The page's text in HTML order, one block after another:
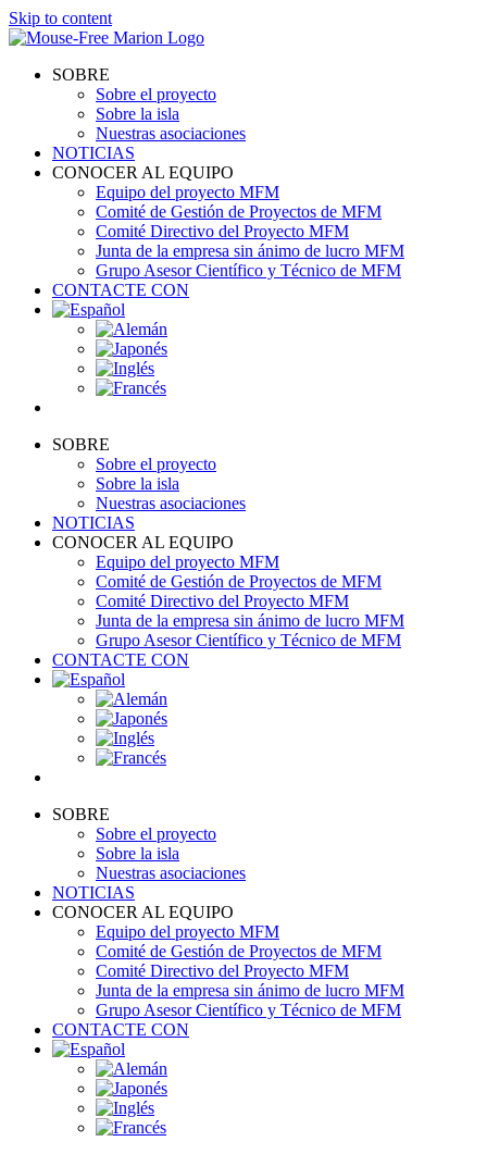
Skip to content
SOBRE
Sobre el proyecto
Sobre la isla
Nuestras asociaciones
NOTICIAS
CONOCER AL EQUIPO
Equipo del proyecto MFM
Comité de Gestión de Proyectos de MFM
Comité Directivo del Proyecto MFM
Junta de la empresa sin ánimo de lucro MFM
Grupo Asesor Científico y Técnico de MFM
CONTACTE CON
SOBRE
Sobre el proyecto
Sobre la isla
Nuestras asociaciones
NOTICIAS
CONOCER AL EQUIPO
Equipo del proyecto MFM
Comité de Gestión de Proyectos de MFM
Comité Directivo del Proyecto MFM
Junta de la empresa sin ánimo de lucro MFM
Grupo Asesor Científico y Técnico de MFM
CONTACTE CON
SOBRE
Sobre el proyecto
Sobre la isla
Nuestras asociaciones
NOTICIAS
CONOCER AL EQUIPO
Equipo del proyecto MFM
Comité de Gestión de Proyectos de MFM
Comité Directivo del Proyecto MFM
Junta de la empresa sin ánimo de lucro MFM
Grupo Asesor Científico y Técnico de MFM
CONTACTE CON